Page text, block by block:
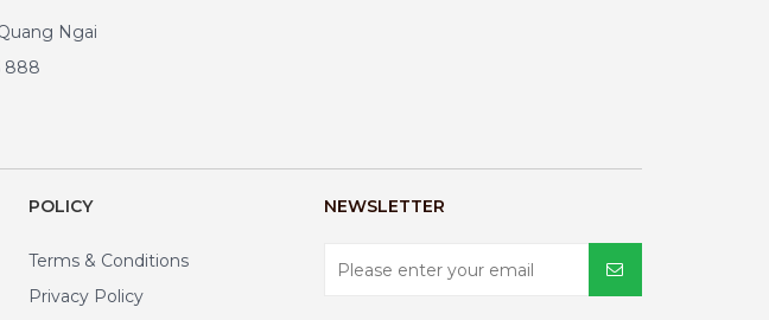
Ngai
888
POLICY
Terms & Conditions
Privacy Policy
NEWSLETTER